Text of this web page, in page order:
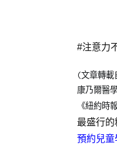
10-
少
育
知
障#注意力
(文章轉載
康乃爾醫
《紐約時
最盛行
預約兒童